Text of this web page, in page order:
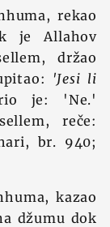
rekao
je Allahov
držao
'Jesi li
je: 'Ne.'
reče:
br. 940;
kazao
džumu dok